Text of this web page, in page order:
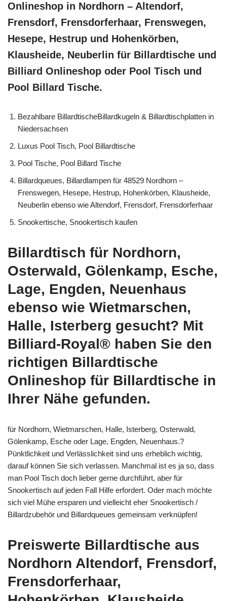
Onlineshop in Nordhorn – Altendorf,
Frensdorf, Frensdorferhaar, Frenswegen,
Hesepe, Hestrup und Hohenkörben,
Klausheide, Neuberlin für Billardtische und
Billiard Onlineshop oder Pool Tisch und
Pool Billard Tische.
Bezahlbare BillardtischeBillardkugeln & Billardtischplatten in
Niedersachsen
Luxus Pool Tisch, Pool Billardtische
Pool Tische, Pool Billard Tische
Billardqueues, Billardlampen für 48529 Nordhorn –
Frenswegen, Hesepe, Hestrup, Hohenkörben, Klausheide,
Neuberlin ebenso wie Altendorf, Frensdorf, Frensdorferhaar
Snookertische, Snookertisch kaufen
Billardtisch für Nordhorn,
Osterwald, Gölenkamp, Esche,
Lage, Engden, Neuenhaus
ebenso wie Wietmarschen,
Halle, Isterberg gesucht? Mit
Billiard-Royal® haben Sie den
richtigen Billardtische
Onlineshop für Billardtische in
Ihrer Nähe gefunden.
für Nordhorn, Wietmarschen, Halle, Isterberg, Osterwald,
Gölenkamp, Esche oder Lage, Engden, Neuenhaus.?
Pünktlichkeit und Verlässlichkeit sind uns erheblich wichtig,
darauf können Sie sich verlassen. Manchmal ist es ja so, dass
man Pool Tisch doch lieber gerne durchführt, aber für
Snookertisch auf jeden Fall Hilfe erfordert. Oder mach möchte
sich viel Mühe ersparen und vielleicht eher Snookertisch /
Billardzubehör und Billardqueues gemeinsam verknüpfen!
Preiswerte Billardtische aus
Nordhorn Altendorf, Frensdorf,
Frensdorferhaar,